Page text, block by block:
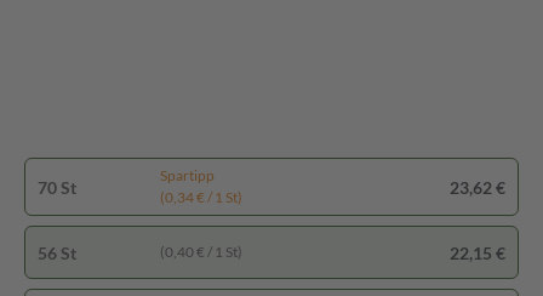
70 St
Spartipp
(0,34 € / 1 St)
23,62 €
56 St (0,40 € / 1 St) 22,15 €